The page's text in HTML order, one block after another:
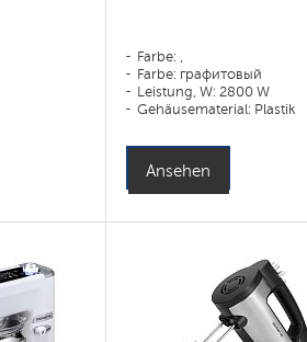
Farbe: ,
Farbe: графитовый
Leistung, W: 2800 W
Gehäusematerial: Plastik
Ansehen